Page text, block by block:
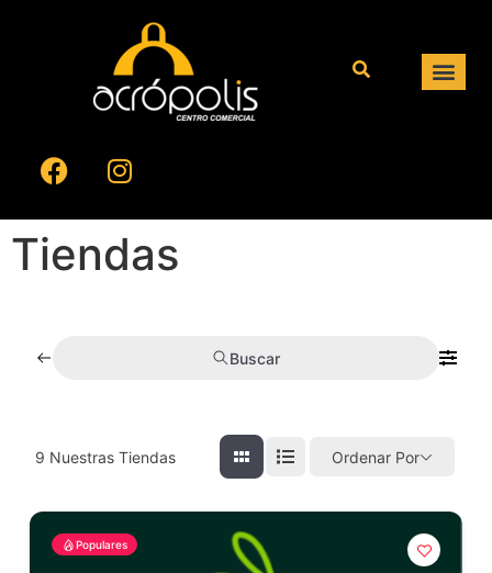
Tiendas
Buscar
9 Nuestras Tiendas Ordenar Por
Populares